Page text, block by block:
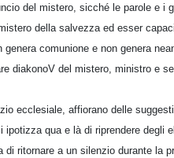
del mistero, sicché le parole e i
della salvezza ed esser
comunione e non genera
diakonoV del mistero, ministro e
ecclesiale, affiorano delle
qua e là di riprendere degli
ritornare a un silenzio durante la